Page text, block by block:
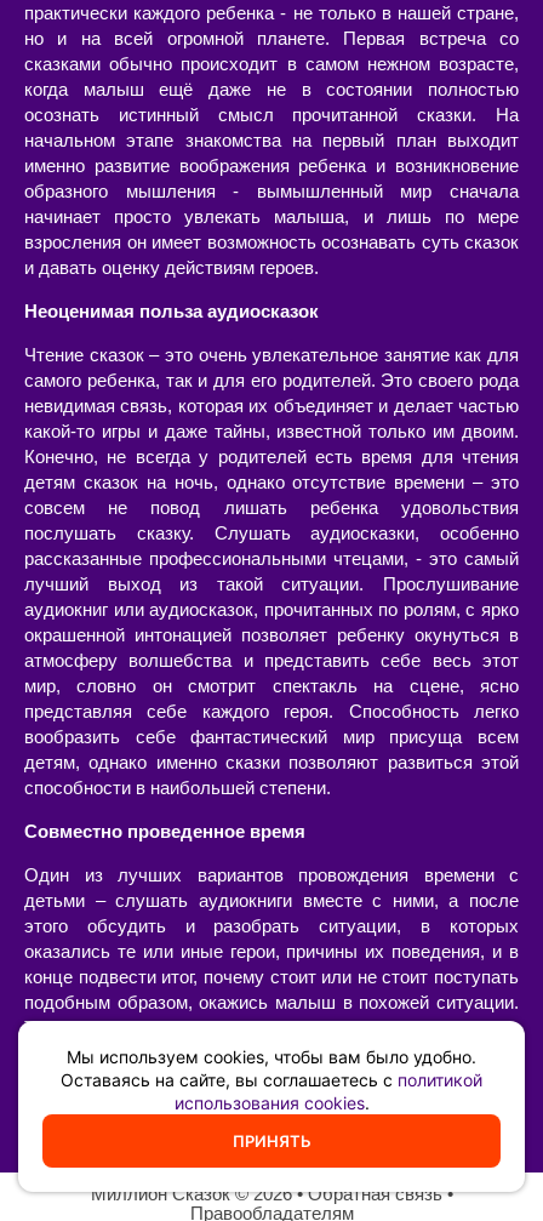
практически каждого ребенка - не только в нашей стране,
но и на всей огромной планете. Первая встреча со
сказками обычно происходит в самом нежном возрасте,
когда малыш ещё даже не в состоянии полностью
осознать истинный смысл прочитанной сказки. На
начальном этапе знакомства на первый план выходит
именно развитие воображения ребенка и возникновение
образного мышления - вымышленный мир сначала
начинает просто увлекать малыша, и лишь по мере
взросления он имеет возможность осознавать суть сказок
и давать оценку действиям героев.
Неоценимая польза аудиосказок
Чтение сказок – это очень увлекательное занятие как для
самого ребенка, так и для его родителей. Это своего рода
невидимая связь, которая их объединяет и делает частью
какой-то игры и даже тайны, известной только им двоим.
Конечно, не всегда у родителей есть время для чтения
детям сказок на ночь, однако отсутствие времени – это
совсем не повод лишать ребенка удовольствия
послушать сказку. Слушать аудиосказки, особенно
рассказанные профессиональными чтецами, - это самый
лучший выход из такой ситуации. Прослушивание
аудиокниг или аудиосказок, прочитанных по ролям, с ярко
окрашенной интонацией позволяет ребенку окунуться в
атмосферу волшебства и представить себе весь этот
мир, словно он смотрит спектакль на сцене, ясно
представляя себе каждого героя. Способность легко
вообразить себе фантастический мир присуща всем
детям, однако именно сказки позволяют развиться этой
способности в наибольшей степени.
Совместно проведенное время
Один из лучших вариантов провождения времени с
детьми – слушать аудиокниги вместе с ними, а после
этого обсудить и разобрать ситуации, в которых
оказались те или иные герои, причины их поведения, и в
конце подвести итог, почему стоит или не стоит поступать
подобным образом, окажись малыш в похожей ситуации.
Такой «разбор» очень интересен сам по себе, позволяет
наладить диалог с ребенком, а также он имеет огромную
воспитательную ценность – возможность ненавязчиво,
иногда в игровой форме, указать на самые главные
жизненные принципы и ценности.
Миллион Сказок©️ 2026 •Обратная связь•
Правообладателям
Мы используем cookies, чтобы вам было удобно.
Оставаясь на сайте, вы соглашаетесь с политикой
использования cookies.
ПРИНЯТЬ